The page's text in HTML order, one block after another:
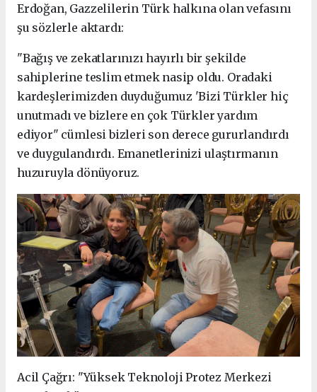
Erdoğan, Gazzelilerin Türk halkına olan vefasını
şu sözlerle aktardı:
"Bağış ve zekatlarınızı hayırlı bir şekilde
sahiplerine teslim etmek nasip oldu. Oradaki
kardeşlerimizden duyduğumuz 'Bizi Türkler hiç
unutmadı ve bizlere en çok Türkler yardım
ediyor" cümlesi bizleri son derece gururlandırdı
ve duygulandırdı. Emanetlerinizi ulaştırmanın
huzuruyla dönüyoruz.
Acil Çağrı: "Yüksek Teknoloji Protez Merkezi